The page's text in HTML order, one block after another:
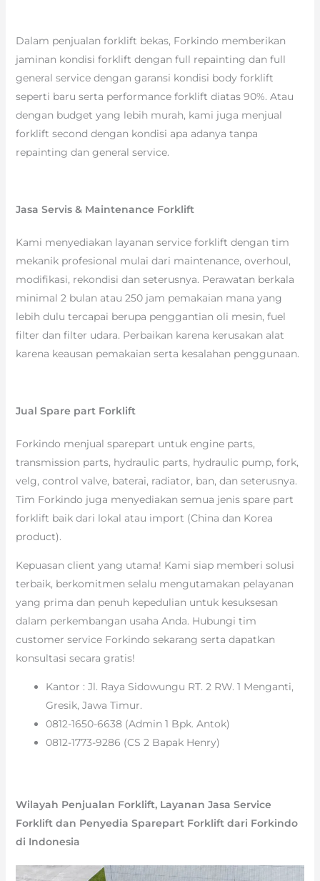
Dalam penjualan forklift bekas, Forkindo memberikan
jaminan kondisi forklift dengan full repainting dan full
general service dengan garansi kondisi body forklift
seperti baru serta performance forklift diatas 90%. Atau
dengan budget yang lebih murah, kami juga menjual
forklift second dengan kondisi apa adanya tanpa
repainting dan general service.
Jasa Servis & Maintenance Forklift
Kami menyediakan layanan service forklift dengan tim
mekanik profesional mulai dari maintenance, overhoul,
modifikasi, rekondisi dan seterusnya. Perawatan berkala
minimal 2 bulan atau 250 jam pemakaian mana yang
lebih dulu tercapai berupa penggantian oli mesin, fuel
filter dan filter udara. Perbaikan karena kerusakan alat
karena keausan pemakaian serta kesalahan penggunaan.
Jual Spare part Forklift
Forkindo menjual sparepart untuk engine parts,
transmission parts, hydraulic parts, hydraulic pump, fork,
velg, control valve, baterai, radiator, ban, dan seterusnya.
Tim Forkindo juga menyediakan semua jenis spare part
forklift baik dari lokal atau import (China dan Korea
product).
Kepuasan client yang utama! Kami siap memberi solusi
terbaik, berkomitmen selalu mengutamakan pelayanan
yang prima dan penuh kepedulian untuk kesuksesan
dalam perkembangan usaha Anda. Hubungi tim
customer service Forkindo sekarang serta dapatkan
konsultasi secara gratis!
Kantor : Jl. Raya Sidowungu RT. 2 RW. 1 Menganti,
Gresik, Jawa Timur.
0812-1650-6638 (Admin 1 Bpk. Antok)
0812-1773-9286 (CS 2 Bapak Henry)
Wilayah Penjualan Forklift, Layanan Jasa Service
Forklift dan Penyedia Sparepart Forklift dari Forkindo
di Indonesia